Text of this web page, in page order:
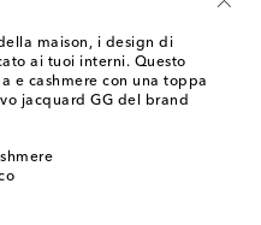
maison, i design di
ai tuoi interni. Questo
e cashmere con una toppa
jacquard GG del brand